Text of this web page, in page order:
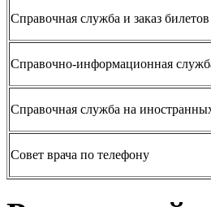
Справочная служба и заказ билетов
Справочно-информационная
Справочная служба на
Совет врача по телефону